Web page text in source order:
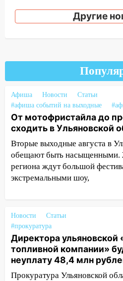
09:28 Дети на
велосипедисты,
08:30 Поджог со
домов и выстрел за
августа
06:45 Императорский
Ульяновске
утра 10 августа
05:18 Судьба готовит
на 8 августа — кому
деньгами, а кого ждет
ракетную опасность:
20:40 Ульяновские
купить тракторы с
до декабря
Другие
Афиша Новости
Статьи
#афиша событий на выходные
От мотофристайла до
сходить в Ульяновской
Вторые выходные августа в
обещают быть насыщенными.
региона ждут большой
экстремальными шоу,
Новости
Статьи
#прокуратура
Директора ульяновской
топливной компании»
неуплату 48,4 млн
Прокуратура Ульяновской